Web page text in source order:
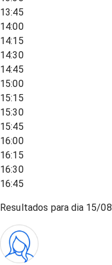
13:45
14:00
14:15
14:30
14:45
15:00
15:15
15:30
15:45
16:00
16:15
16:30
16:45
Resultados para dia 15/08